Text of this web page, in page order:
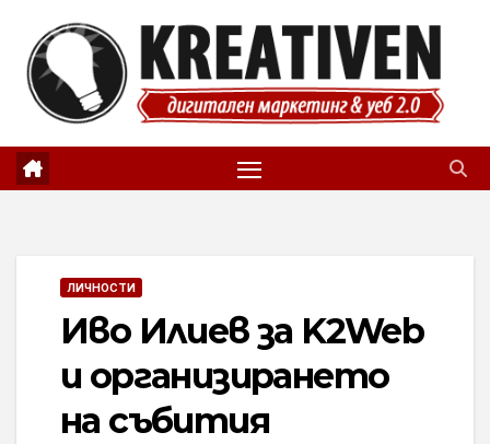
content
ЛИЧНОСТИ
Иво Илиев за K2Web
и организирането
на събития